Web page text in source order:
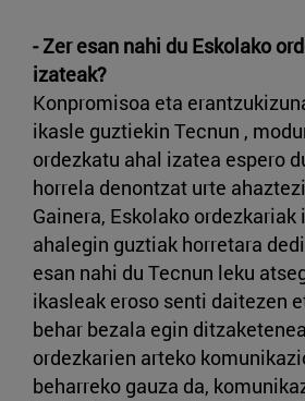
- Zer esan nahi du Eskolako
izateak?
Konpromisoa eta
ikasle guztiekin Tecnun ,
ordezkatu ahal izatea espero
horrela denontzat urte
Gainera, Eskolako ordezkariak
ahalegin guztiak horretara
esan nahi du Tecnun leku
ikasleak eroso senti daitezen
behar bezala egin
ordezkarien arteko
beharreko gauza da,